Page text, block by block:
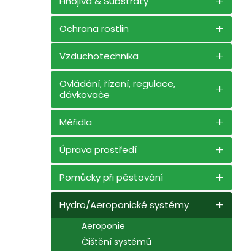
n
l
Ochrana rostlin
Vzduchotechnika
Ovládání, řízení, regulace,
dávkovače
Měřidla
Úprava prostředí
Pomůcky při pěstování
Hydro/Aeroponické systémy
Aeroponie
Čištění systémů